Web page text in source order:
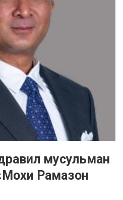
мусульман
Рамазон